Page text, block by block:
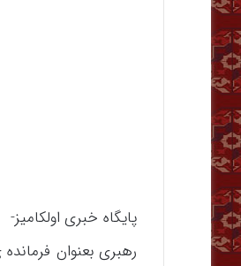
پایگاه خبری
رهبری بعنوان